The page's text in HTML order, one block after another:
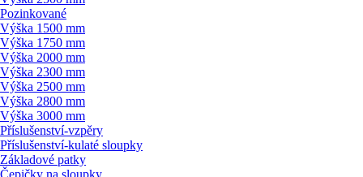
Pozinkované
Výška 1500 mm
Výška 1750 mm
Výška 2000 mm
Výška 2300 mm
Výška 2500 mm
Výška 2800 mm
Výška 3000 mm
Příslušenství-vzpěry
Příslušenství-kulaté sloupky
Základové patky
Čepičky na sloupky